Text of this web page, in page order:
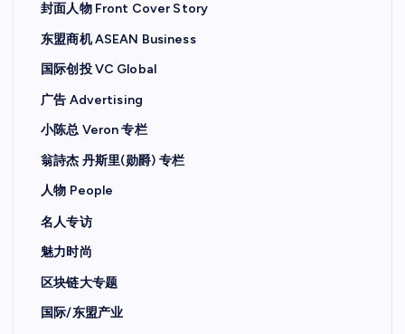
封面人物 Front Cover Story
东盟商机 ASEAN Business
国际创投 VC Global
广告 Advertising
小陈总 Veron 专栏
翁詩杰 丹斯里(勋爵) 专栏
人物 People
名人专访
魅力时尚
区块链大专题
国际/东盟产业